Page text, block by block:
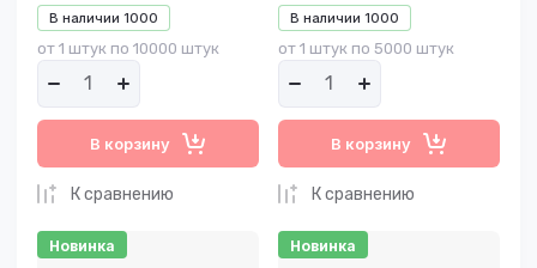
В наличии 1000
от 1 штук по 10000 штук
В корзину
К сравнению
В наличии 1000
от 1 штук по 5000 штук
В корзину
К сравнению
Новинка Новинка